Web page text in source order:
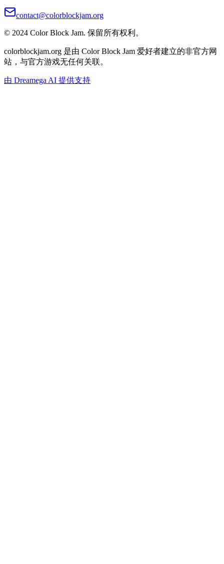
contact@colorblockjam.org
© 2024 Color Block Jam. 保留所有权利。
colorblockjam.org 是由 Color Block Jam 爱好者建立的非官方网
站，与官方游戏无任何关联。
由 Dreamega AI 提供支持